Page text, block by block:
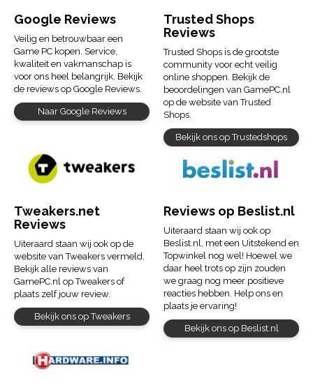
Google Reviews
Veilig en betrouwbaar een
Game PC kopen. Service,
kwaliteit en vakmanschap is
voor ons heel belangrijk. Bekijk
de reviews op Google Reviews.
Naar Google Reviews
Trusted Shops
Reviews
Trusted Shops is de grootste
community voor echt veilig
online shoppen. Bekijk de
beoordelingen van GamePC.nl
op de website van Trusted
Shops.
Bekijk ons op Trustedshops
Tweakers.net
Reviews
Uiteraard staan wij ook op de
website van Tweakers vermeld.
Bekijk alle reviews van
GamePC.nl op Tweakers of
plaats zelf jouw review.
Bekijk ons op Tweakers
Reviews op Beslist.nl
Uiteraard staan wij ook op
Beslist.nl, met een Uitstekend en
Topwinkel nog wel! Hoewel we
daar heel trots op zijn zouden
we graag nog meer positieve
reacties hebben. Help ons en
plaats je ervaring!
Bekijk ons op Beslist.nl